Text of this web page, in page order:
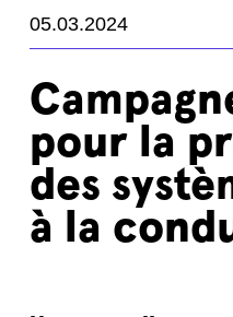
05.03.2024
pour la
des
à la